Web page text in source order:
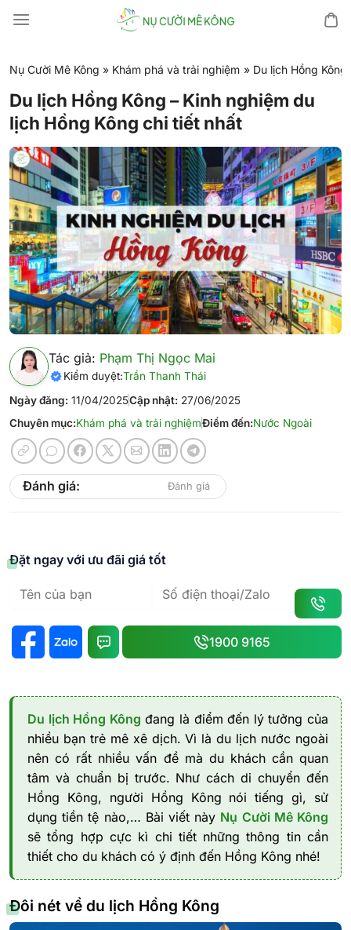
đến
dung
Nụ Cười Mê Kông » Khám phá và trải nghiệm » Du lịch Hồng
Du lịch Hồng Kông – Kinh nghiệm du
lịch Hồng Kông chi tiết nhất
Tác giả: Phạm Thị Ngọc Mai
Kiểm duyệt:Trần Thanh Thái
Ngày đăng: 11/04/2025Cập nhật: 27/06/2025
Chuyên mục:Khám phá và trải nghiệmĐiểm đến:Nước Ngoài
Đánh giá: Đánh giá
Đặt ngay với ưu đãi giá tốt
1900 9165
Du lịch Hồng Kông đang là điểm đến lý tưởng của
nhiều bạn trẻ mê xê dịch. Vì là du lịch nước ngoài
nên có rất nhiều vấn đề mà du khách cần quan
tâm và chuẩn bị trước. Như cách di chuyển đến
Hồng Kông, người Hồng Kông nói tiếng gì, sử
dụng tiền tệ nào,… Bài viết này Nụ Cười Mê Kông
sẽ tổng hợp cực kì chi tiết những thông tin cần
thiết cho du khách có ý định đến Hồng Kông nhé!
Đôi nét về du lịch Hồng Kông